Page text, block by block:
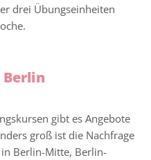
drei Übungseinheiten
gibt es Angebote
groß ist die Nachfrage
Berlin-Mitte, Berlin-